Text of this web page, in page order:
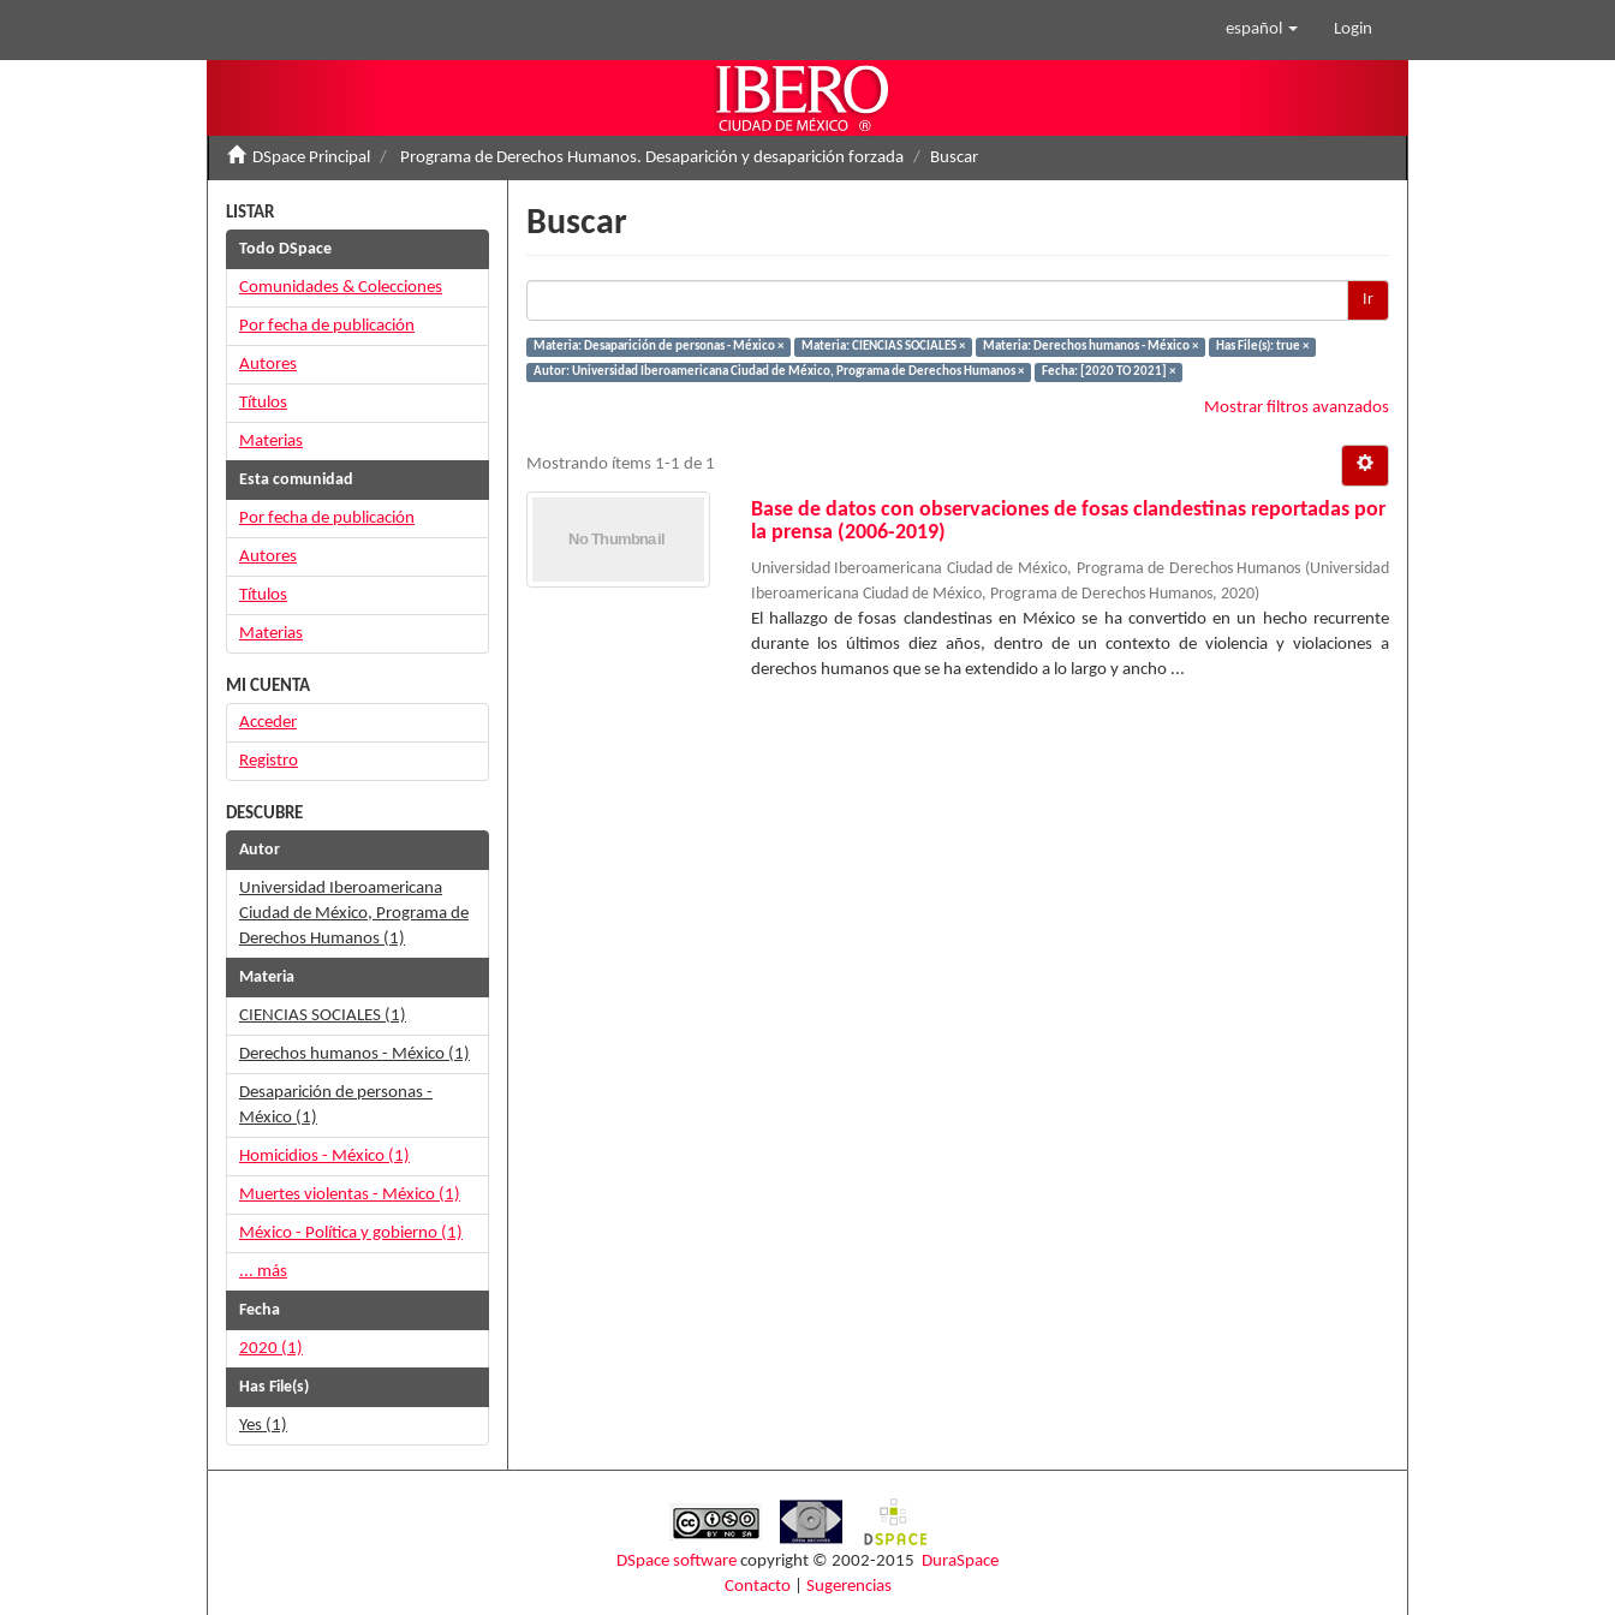
español Login
DSpace Principal Programa de Derechos Humanos. Desaparición y desaparición forzada Buscar
Buscar
Ir
Materia: Desaparición de personas - México × Materia: CIENCIAS SOCIALES × Materia: Derechos humanos - México ×
Has File(s): true ×
Autor: Universidad Iberoamericana Ciudad de México, Programa de Derechos Humanos ×
Fecha: [2020 TO 2021] ×
Mostrar filtros avanzados
Mostrando ítems 1-1 de 1
Base de datos con observaciones de fosas clandestinas reportadas por
la prensa (2006-2019)
Universidad Iberoamericana Ciudad de México, Programa de Derechos Humanos (Universidad
Iberoamericana Ciudad de México, Programa de Derechos Humanos, 2020)
El hallazgo de fosas clandestinas en México se ha convertido en un hecho recurrente
durante los últimos diez años, dentro de un contexto de violencia y violaciones a
derechos humanos que se ha extendido a lo largo y ancho ...
LISTAR
Todo DSpace
Comunidades & Colecciones
Por fecha de publicación
Autores
Títulos
Materias
Esta comunidad
Por fecha de publicación
Autores
Títulos
Materias
MI CUENTA
Acceder
Registro
DESCUBRE
Autor
Universidad Iberoamericana
Ciudad de México, Programa de
Derechos Humanos (1)
Materia
CIENCIAS SOCIALES (1)
Derechos humanos - México (1)
Desaparición de personas -
México (1)
Homicidios - México (1)
Muertes violentas - México (1)
México - Política y gobierno (1)
... más
Fecha
2020 (1)
Has File(s)
Yes (1)
DSpace software copyright © 2002-2015 DuraSpace
Contacto| Sugerencias